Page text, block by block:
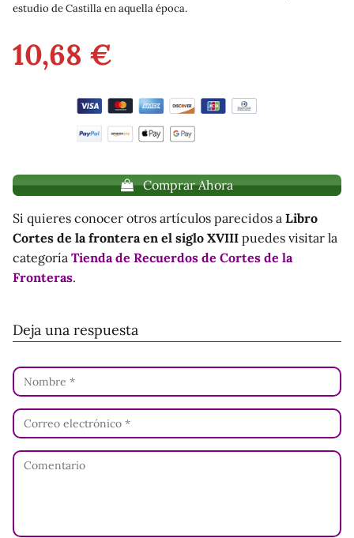
estudio de Castilla en aquella época.
10,68 €
Comprar Ahora
Si quieres conocer otros artículos parecidos a Libro
Cortes de la frontera en el siglo XVIII puedes visitar la
categoría Tienda de Recuerdos de Cortes de la
Fronteras.
Deja una respuesta